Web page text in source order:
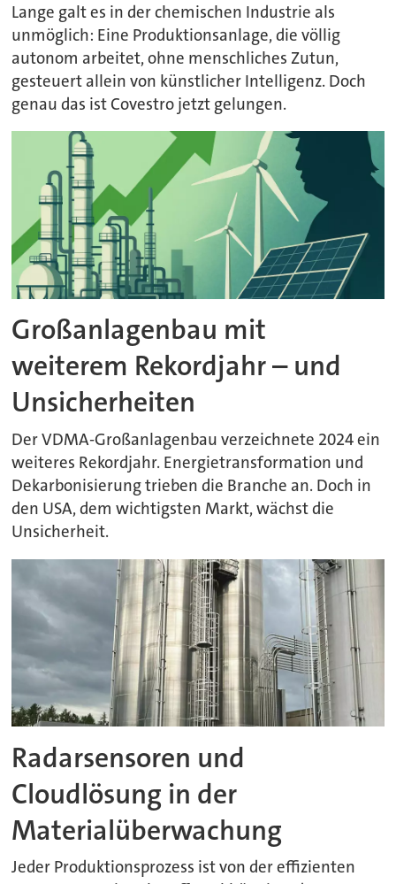
Lange galt es in der chemischen Industrie als
unmöglich: Eine Produktionsanlage, die völlig
autonom arbeitet, ohne menschliches Zutun,
gesteuert allein von künstlicher Intelligenz. Doch
genau das ist Covestro jetzt gelungen.
Großanlagenbau mit
weiterem Rekordjahr – und
Unsicherheiten
Der VDMA-Großanlagenbau verzeichnete 2024 ein
weiteres Rekordjahr. Energietransformation und
Dekarbonisierung trieben die Branche an. Doch in
den USA, dem wichtigsten Markt, wächst die
Unsicherheit.
Radarsensoren und
Cloudlösung in der
Materialüberwachung
Jeder Produktionsprozess ist von der effizienten